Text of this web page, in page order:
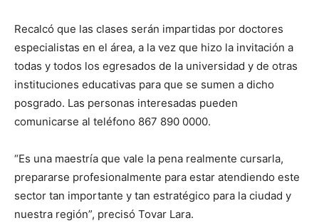
Recalcó que las clases serán impartidas por doctores
especialistas en el área, a la vez que hizo la invitación a
todas y todos los egresados de la universidad y de otras
instituciones educativas para que se sumen a dicho
posgrado. Las personas interesadas pueden
comunicarse al teléfono 867 890 0000.
“Es una maestría que vale la pena realmente cursarla,
prepararse profesionalmente para estar atendiendo este
sector tan importante y tan estratégico para la ciudad y
nuestra región”, precisó Tovar Lara.